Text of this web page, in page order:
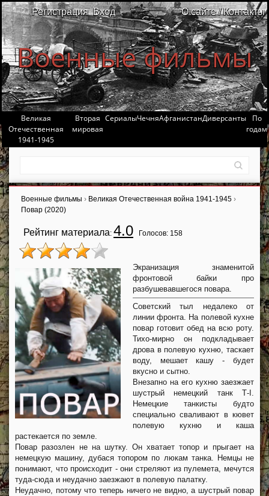
Регистрация Вход О сайте / Контакты
Военные фильмы
Великая
Отечественная
1941-1945
Вторая
мировая
СериалыЧечняАфганистанДиверсанты
По
годам
Военные фильмы › Великая Отечественная война 1941-1945 ›
Повар (2020)
Рейтинг материала: 4.0 Голосов: 158
Экранизация знаменитой
фронтовой байки про
разбушевавшегося повара.
Советский тыл недалеко от
линии фронта. На полевой кухне
повар готовит обед на всю роту.
Тихо-мирно он подкладывает
дрова в полевую кухню, таскает
воду, мешает кашу - будет
вкусно и сытно.
Внезапно на его кухню заезжает
шустрый немецкий танк Т-I.
Немецкие танкисты будто
специально сваливают в кювет
полевую кухню и каша
растекается по земле.
Повар разозлен не на шутку. Он хватает топор и прыгает на
немецкую машину, дубася топором по люкам танка. Немцы не
понимают, что происходит - они стреляют из пулемета, мечутся
туда-сюда и неудачно заезжают в полевую палатку.
Неудачно, потому что теперь ничего не видно, а шустрый повар